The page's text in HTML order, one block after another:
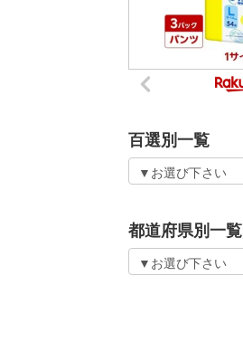
百選別一覧
都道府県別一覧